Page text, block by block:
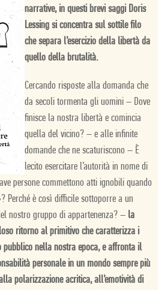
narrative, in questi brevi saggi Doris
Lessing si concentra sul sottile filo
che separa l’esercizio della libertà da
quello della brutalità.
Cercando risposte alla domanda che
da secoli tormenta gli uomini – Dove
finisce la nostra libertà e comincia
quella del vicino? – e alle infinite
domande che ne scaturiscono – È
lecito esercitare l’autorità in nome di
persone commettono atti ignobili quando
Perché è così difficile sottoporre a un
nostro gruppo di appartenenza? – la
ritorno al primitivo che caratterizza i
nella nostra epoca, e affronta il
personale in un mondo sempre più
polarizzazione acritica, all’emotività di